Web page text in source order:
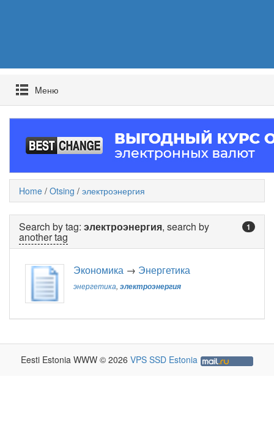
Mеню
Home / Otsing / электроэнергия
1
Search by tag: электроэнергия, search by
another tag
Экономика → Энергетика
энергетика, электроэнергия
Eesti Estonia WWW © 2026 VPS SSD Estonia